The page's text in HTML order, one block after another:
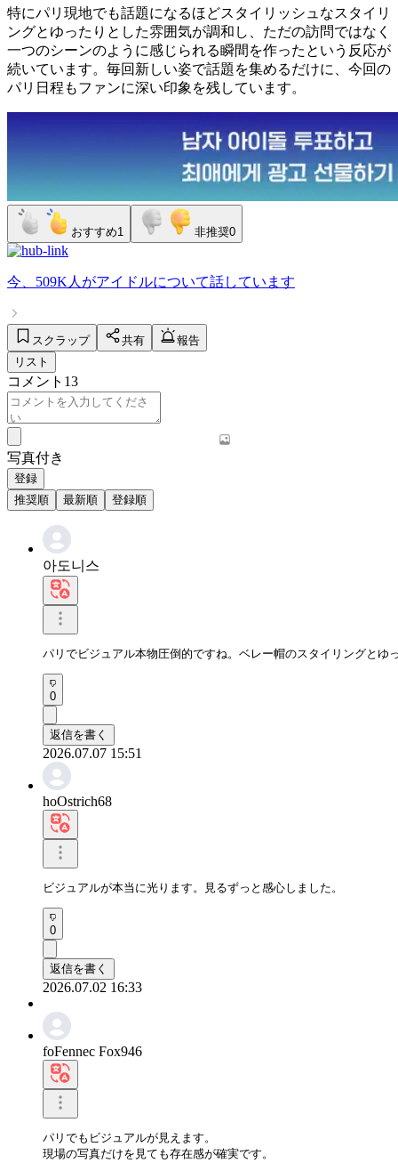
特にパリ現地でも話題になるほどスタイリッシュなスタイリ
ングとゆったりとした雰囲気が調和し、ただの訪問ではなく
一つのシーンのように感じられる瞬間を作ったという反応が
続いています。毎回新しい姿で話題を集めるだけに、今回の
パリ日程もファンに深い印象を残しています。
おすすめ1 非推奨0
今、 509K人 がアイドルについて話しています
スクラップ 共有
報告
リスト
コメント 13
写真付き
登録
推奨順
最新順 登録順
아도니스
パリでビジュアル本物圧倒的ですね。ベレー帽のスタイリングとゆ
0
返信を書く
2026.07.07 15:51
hoOstrich68
ビジュアルが本当に光ります。見るずっと感心しました。
0
返信を書く
2026.07.02 16:33
foFennec Fox946
パリでもビジュアルが見えます。
現場の写真だけを見ても存在感が確実です。